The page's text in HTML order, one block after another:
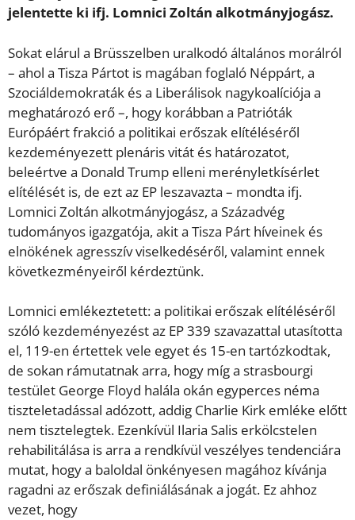
jelentette ki ifj. Lomnici Zoltán alkotmányjogász.
Sokat elárul a Brüsszelben uralkodó általános morálról
– ahol a Tisza Pártot is magában foglaló Néppárt, a
Szociáldemokraták és a Liberálisok nagykoalíciója a
meghatározó erő –, hogy korábban a Patrióták
Európáért frakció a politikai erőszak elítéléséről
kezdeményezett plenáris vitát és határozatot,
beleértve a Donald Trump elleni merényletkísérlet
elítélését is, de ezt az EP leszavazta – mondta ifj.
Lomnici Zoltán alkotmányjogász, a Századvég
tudományos igazgatója, akit a Tisza Párt híveinek és
elnökének agresszív viselkedéséről, valamint ennek
következményeiről kérdeztünk.
Lomnici emlékeztetett: a politikai erőszak elítéléséről
szóló kezdeményezést az EP 339 szavazattal utasította
el, 119-en értettek vele egyet és 15-en tartózkodtak,
de sokan rámutatnak arra, hogy míg a strasbourgi
testület George Floyd halála okán egyperces néma
tiszteletadással adózott, addig Charlie Kirk emléke előtt
nem tisztelegtek. Ezenkívül Ilaria Salis erkölcstelen
rehabilitálása is arra a rendkívül veszélyes tendenciára
mutat, hogy a baloldal önkényesen magához kívánja
ragadni az erőszak definiálásának a jogát. Ez ahhoz
vezet, hogy